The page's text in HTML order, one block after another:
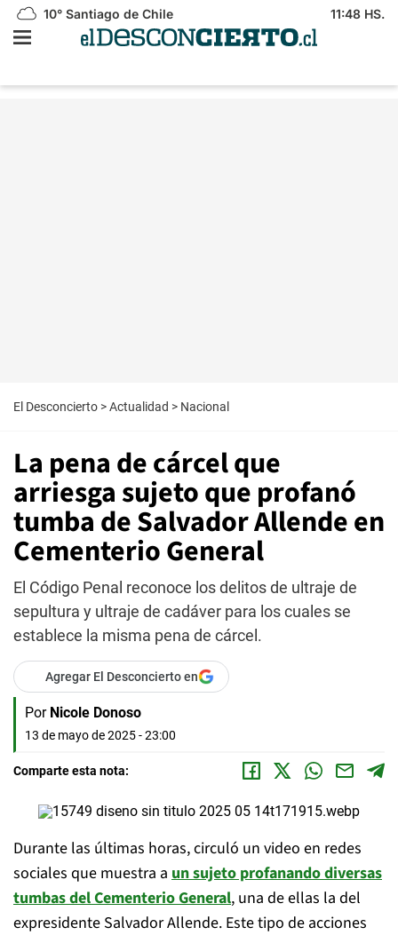
10° Santiago de Chile 11:48 HS.
El Desconcierto >Actualidad > Nacional
La pena de cárcel que
arriesga sujeto que profanó
tumba de Salvador Allende en
Cementerio General
El Código Penal reconoce los delitos de ultraje de
sepultura y ultraje de cadáver para los cuales se
establece la misma pena de cárcel.
Agregar El Desconcierto en
Por Nicole Donoso
13 de mayo de 2025 - 23:00
Comparte esta nota:
Durante las últimas horas, circuló un video en redes
sociales que muestra a un sujeto profanando diversas
tumbas del Cementerio General, una de ellas la del
expresidente Salvador Allende. Este tipo de acciones